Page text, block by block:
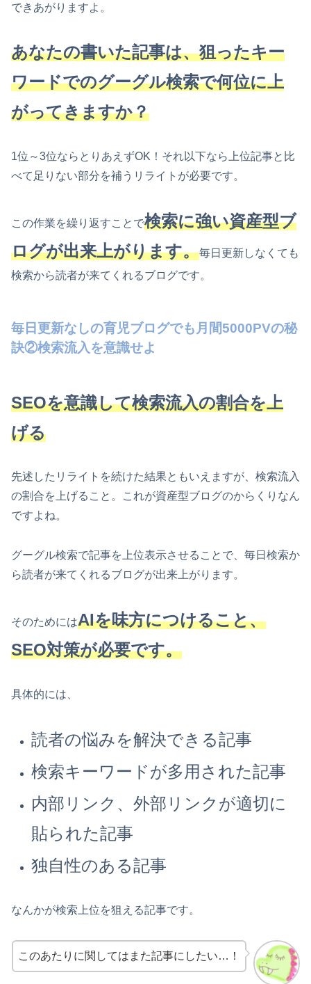
できあがりますよ。
あなたの書いた記事は、狙ったキー
ワードでのグーグル検索で何位に上
がってきますか？
1位～3位ならとりあえずOK！それ以下なら上位記事と比
べて足りない部分を補うリライトが必要です。
この作業を繰り返すことで検索に強い資産型ブ
ログが出来上がります。毎日更新しなくても
検索から読者が来てくれるブログです。
毎日更新なしの育児ブログでも月間5000PVの秘
訣②検索流入を意識せよ
SEOを意識して検索流入の割合を上
げる
先述したリライトを続けた結果ともいえますが、検索流入
の割合を上げること。これが資産型ブログのからくりなん
ですよね。
グーグル検索で記事を上位表示させることで、毎日検索か
ら読者が来てくれるブログが出来上がります。
そのためにはAIを味方につけること、
SEO対策が必要です。
具体的には、
読者の悩みを解決できる記事
検索キーワードが多用された記事
内部リンク、外部リンクが適切に
貼られた記事
独自性のある記事
なんかが検索上位を狙える記事です。
このあたりに関してはまた記事にしたい…！